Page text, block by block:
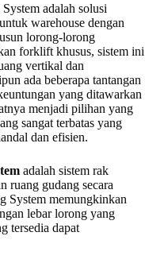
adalah solusi
warehouse dengan
lorong-lorong
forklift khusus, sistem ini
vertikal dan
ada beberapa tantangan
yang ditawarkan
menjadi pilihan yang
sangat terbatas yang
dan efisien.
adalah sistem rak
ruang gudang secara
System memungkinkan
lebar lorong yang
tersedia dapat